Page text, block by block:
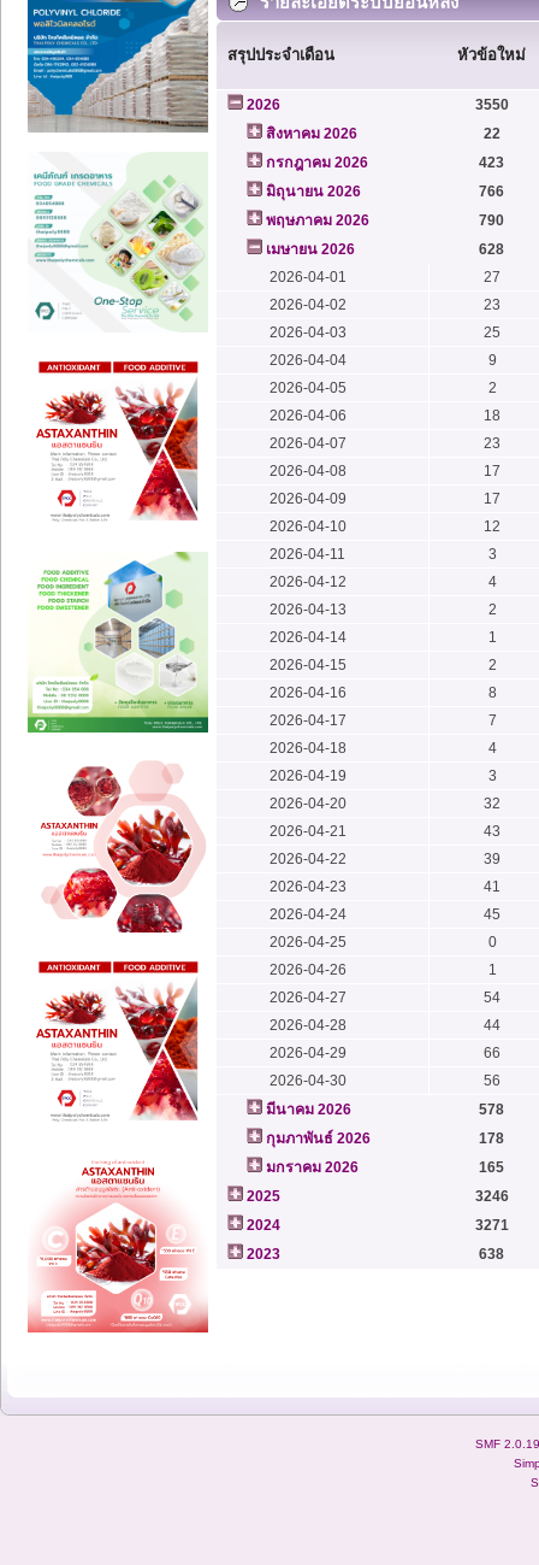
สรุปประจำเดือน หัวข้อใหม่
2026
3550
สิงหาคม 2026
22
กรกฎาคม 2026
423
มิถุนายน 2026
766
พฤษภาคม 2026
790
เมษายน 2026
628
2026-04-01
27
2026-04-02
23
2026-04-03
25
2026-04-04
9
2026-04-05
2
2026-04-06
18
2026-04-07
23
2026-04-08
17
2026-04-09
17
2026-04-10
12
2026-04-11
3
2026-04-12
4
2026-04-13
2
2026-04-14
1
2026-04-15
2
2026-04-16
8
2026-04-17
7
2026-04-18
4
2026-04-19
3
2026-04-20
32
2026-04-21
43
2026-04-22
39
2026-04-23
41
2026-04-24
45
2026-04-25
0
2026-04-26
1
2026-04-27
54
2026-04-28
44
2026-04-29
66
2026-04-30
56
มีนาคม 2026
578
กุมภาพันธ์ 2026
178
มกราคม 2026
165
2025
3246
2024
3271
2023
638
SMF 2.0.19